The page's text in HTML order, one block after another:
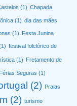
(1) Chapada
(1) dia das mães
(1) Festa Junina
festival folclórico de
(1) Fretamento de
Férias Seguras (1)
(2) Praias
(2) turismo